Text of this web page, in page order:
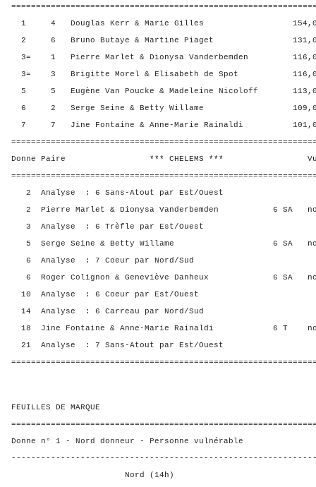
1 4 Douglas Kerr & Marie Gilles 154,00
2 6 Bruno Butaye & Martine Piaget 131,00
3= 1 Pierre Marlet & Dionysa Vanderbemden
3= 3 Brigitte Morel & Elisabeth de Spot 116,00
5 5 Eugène Van Poucke & Madeleine Nicoloff
6 2 Serge Seine & Betty Willame 109,00
7 7 Jine Fontaine & Anne-Marie Rainaldi 101,00
Donne Paire *** CHELEMS *** Vul?
2 Analyse : 6 Sans-Atout par Est/Ouest
2 Pierre Marlet & Dionysa Vanderbemden 6 SA
3 Analyse : 6 Trèfle par Est/Ouest
5 Serge Seine & Betty Willame 6 SA
6 Analyse : 7 Coeur par Nord/Sud
6 Roger Colignon & Geneviève Danheux 6 SA
10 Analyse : 6 Coeur par Est/Ouest
14 Analyse : 6 Carreau par Nord/Sud
18 Jine Fontaine & Anne-Marie Rainaldi 6 T
21 Analyse : 7 Sans-Atout par Est/Ouest
FEUILLES DE MARQUE
Donne n° 1 - Nord donneur - Personne vulnérable
Nord (14h)